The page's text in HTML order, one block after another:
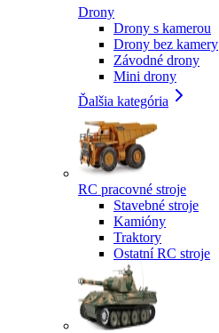
Drony
Drony s kamerou
Drony bez kamery
Závodné drony
Mini drony
Ďalšia kategória
RC pracovné stroje
Stavebné stroje
Kamióny
Traktory
Ostatní RC stroje